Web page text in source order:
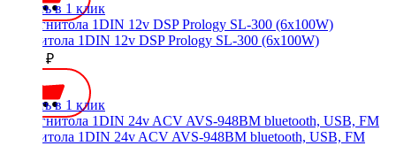
Купить в 1 клик
Магнитола 1DIN 12v DSP Prology SL-300 (6x100W)
10590 ₽
Купить в 1 клик
Магнитола 1DIN 24v ACV AVS-948BM bluetooth, USB, FM